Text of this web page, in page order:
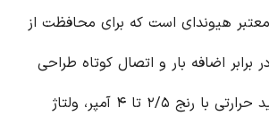
معتبر هیوندای است که برای محافظت از
برابر اضافه بار و اتصال کوتاه طراحی
شده است. این کلید حرارتی با رنج ۲/۵ تا ۴ آمپر، ولتاژ